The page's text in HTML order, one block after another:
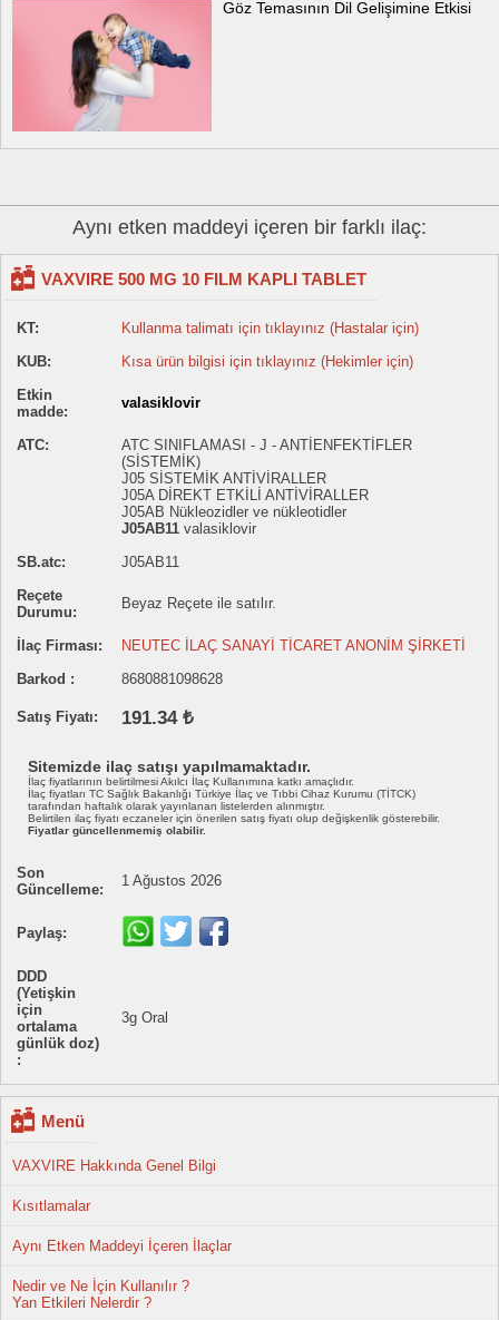
Göz Temasının Dil Gelişimine Etkisi
Aynı etken maddeyi içeren bir farklı ilaç:
VAXVIRE 500 MG 10 FILM KAPLI TABLET
KT:
Kullanma talimatı için tıklayınız (Hastalar için)
KUB:
Kısa ürün bilgisi için tıklayınız (Hekimler için)
Etkin
madde:
valasiklovir
ATC:
ATC SINIFLAMASI - J - ANTİENFEKTİFLER
(SİSTEMİK)
J05 SİSTEMİK ANTİVİRALLER
J05A DİREKT ETKİLİ ANTİVİRALLER
J05AB Nükleozidler ve nükleotidler
J05AB11 valasiklovir
SB.atc:
J05AB11
Reçete
Durumu:
Beyaz Reçete ile satılır.
İlaç Firması:
NEUTEC İLAÇ SANAYİ TİCARET ANONİM ŞİRKETİ
Barkod :
8680881098628
Satış Fiyatı: 191.34 ₺
Sitemizde ilaç satışı yapılmamaktadır.
İlaç fiyatlarının belirtilmesi Akılcı İlaç Kullanımına katkı amaçlıdır.
İlaç fiyatları TC Sağlık Bakanlığı Türkiye İlaç ve Tıbbi Cihaz Kurumu (TİTCK)
tarafından haftalık olarak yayınlanan listelerden alınmıştır.
Belirtilen ilaç fiyatı eczaneler için önerilen satış fiyatı olup değişkenlik gösterebilir.
Fiyatlar güncellenmemiş olabilir.
Son
Güncelleme:
1 Ağustos 2026
Paylaş:
DDD
(Yetişkin
için
ortalama
günlük doz)
:
3g Oral
Menü
VAXVIRE Hakkında Genel Bilgi
Kısıtlamalar
Aynı Etken Maddeyi İçeren İlaçlar
Nedir ve Ne İçin Kullanılır ?
Yan Etkileri Nelerdir ?